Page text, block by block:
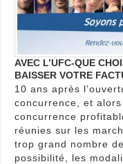
AVEC L’UFC-QUE
BAISSER VOTRE
10 ans après
concurrence, et
concurrence
réunies sur les
trop grand nombre
possibilité, les